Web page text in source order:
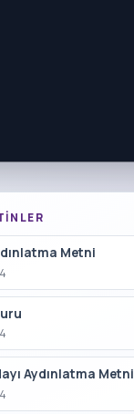
Metni
Aydınlatma Metni